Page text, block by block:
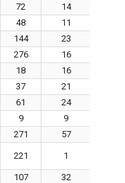
72 14
48 11
144 23
276 16
18 16
37 21
61 24
9 9
271 57
221 1
107 32